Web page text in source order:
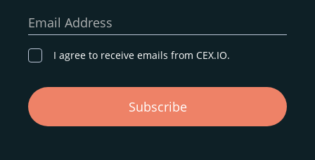
Email Address
I agree to receive emails from CEX.IO.
Subscribe